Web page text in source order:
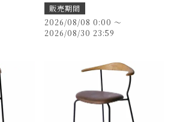
販売期間
2026/08/08 0:00 〜
2026/08/30 23:59